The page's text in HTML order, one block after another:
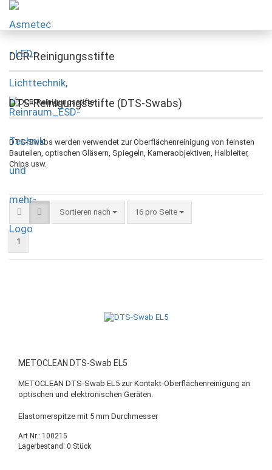
DCR-Reinigungsstifte
DTS-Reinigungsstifte (DTS-Swabs)
DTS-Swabs werden verwendet zur Oberflächenreinigung von feinsten
Bauteilen, optischen Gläsern, Spiegeln, Kameraobjektiven, Halbleiter,
Chips usw.
Sortieren nach 16 pro Seite
1
METOCLEAN DTS-Swab EL5
METOCLEAN DTS-Swab EL5 zur Kontakt-Oberflächenreinigung an
optischen und elektronischen Geräten.
Elastomerspitze mit 5 mm Durchmesser
Art.Nr.: 100215
Lagerbestand: 0 Stück